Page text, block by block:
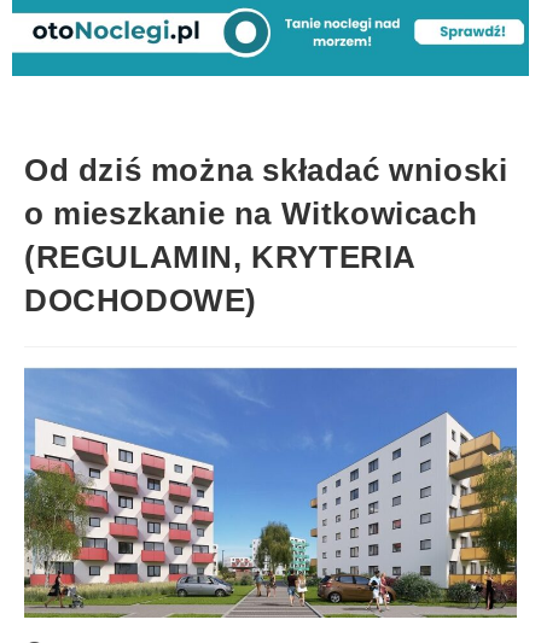
Od dziś można składać wnioski
o mieszkanie na Witkowicach
(REGULAMIN, KRYTERIA
DOCHODOWE)